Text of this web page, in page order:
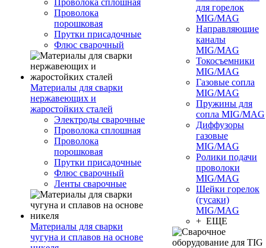
Проволока сплошная
Проволока
порошковая
Прутки присадочные
Флюс сварочный
Материалы для сварки
нержавеющих и
жаростойких сталей
Электроды сварочные
Проволока сплошная
Проволока
порошковая
Прутки присадочные
Флюс сварочный
Ленты сварочные
Материалы для сварки
чугуна и сплавов на основе
для горелок
MIG/MAG
Направляющие
каналы
MIG/MAG
Токосъемники
MIG/MAG
Газовые сопла
MIG/MAG
Пружины для
сопла MIG/MAG
Диффузоры
газовые
MIG/MAG
Ролики подачи
проволоки
MIG/MAG
Шейки горелок
(гусаки)
MIG/MAG
+ ЕЩЕ